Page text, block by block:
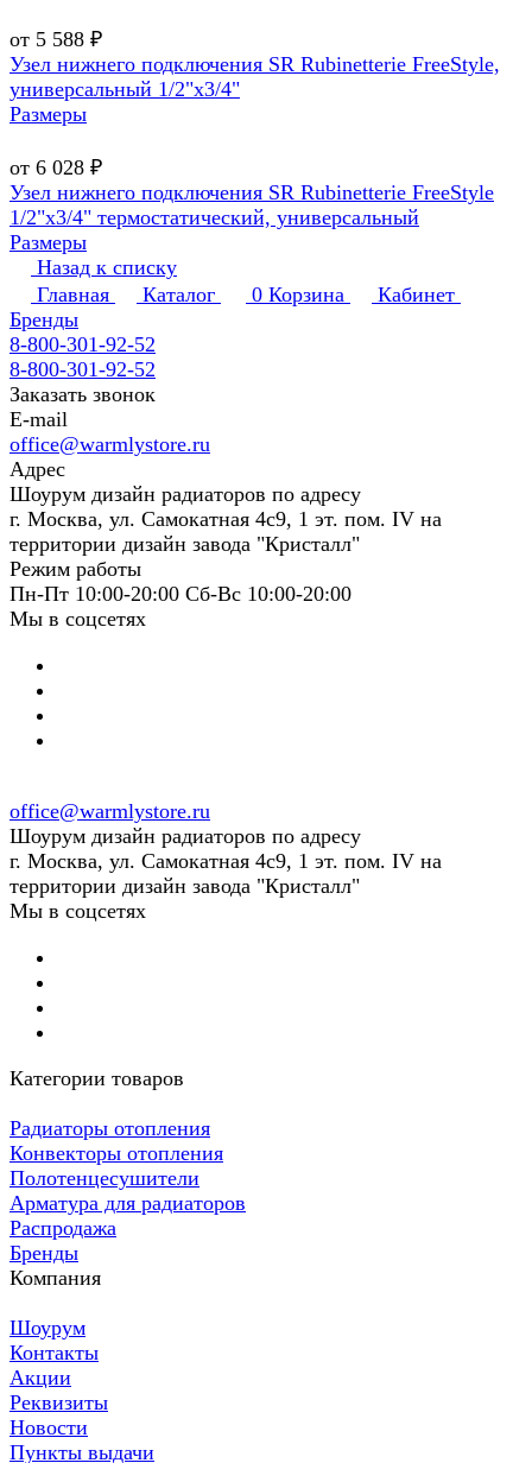
от 5 588 ₽
Узел нижнего подключения SR Rubinetterie FreeStyle,
универсальный 1/2"х3/4"
Размеры
от 6 028 ₽
Узел нижнего подключения SR Rubinetterie FreeStyle
1/2"х3/4" термостатический, универсальный
Размеры
Назад к списку
Главная
Каталог 0 Корзина
Кабинет
Бренды
8-800-301-92-52
8-800-301-92-52
Заказать звонок
E-mail
office@warmlystore.ru
Адрес
Шоурум дизайн радиаторов по адресу
г. Москва, ул. Самокатная 4с9, 1 эт. пом. IV на
территории дизайн завода "Кристалл"
Режим работы
Пн-Пт 10:00-20:00 Сб-Вс 10:00-20:00
Мы в соцсетях
office@warmlystore.ru
Шоурум дизайн радиаторов по адресу
г. Москва, ул. Самокатная 4с9, 1 эт. пом. IV на
территории дизайн завода "Кристалл"
Мы в соцсетях
Категории товаров
Радиаторы отопления
Конвекторы отопления
Полотенцесушители
Арматура для радиаторов
Распродажа
Бренды
Компания
Шоурум
Контакты
Акции
Реквизиты
Новости
Пункты выдачи